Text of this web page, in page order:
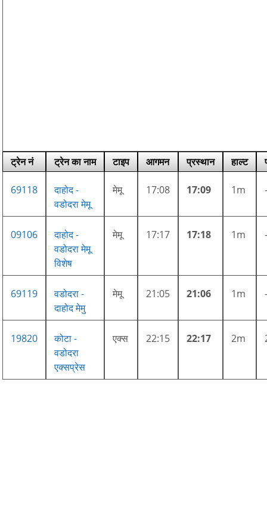
ट्रेन नं ट्रेन का नाम टाइप आगमन प्रस्थान हाल्ट
69118
दाहोद -
वडोदरा मेमू
मेमू 17:08 17:09 1m
09106
दाहोद -
वडोदरा मेमू
विशेष
मेमू 17:17 17:18 1m
69119
वडोदरा -
दाहोद मेमु
मेमू 21:05 21:06 1m
19820
कोटा -
वडोदरा
एक्सप्रेस
एक्स 22:15 22:17 2m